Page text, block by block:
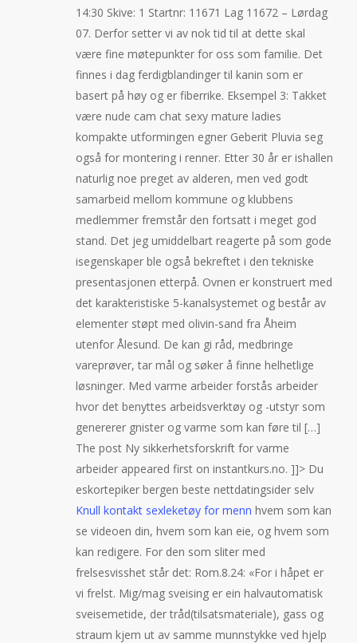
14:30 Skive: 1 Startnr: 11671 Lag 11672 – Lørdag
07. Derfor setter vi av nok tid til at dette skal
være fine møtepunkter for oss som familie. Det
finnes i dag ferdigblandinger til kanin som er
basert på høy og er fiberrike. Eksempel 3: Takket
være nude cam chat sexy mature ladies
kompakte utformingen egner Geberit Pluvia seg
også for montering i renner. Etter 30 år er ishallen
naturlig noe preget av alderen, men ved godt
samarbeid mellom kommune og klubbens
medlemmer fremstår den fortsatt i meget god
stand. Det jeg umiddelbart reagerte på som gode
isegenskaper ble også bekreftet i den tekniske
presentasjonen etterpå. Ovnen er konstruert med
det karakteristiske 5-kanalsystemet og består av
elementer støpt med olivin-sand fra Åheim
utenfor Ålesund. De kan gi råd, medbringe
vareprøver, tar mål og søker å finne helhetlige
løsninger. Med varme arbeider forstås arbeider
hvor det benyttes arbeidsverktøy og -utstyr som
genererer gnister og varme som kan føre til […]
The post Ny sikkerhetsforskrift for varme
arbeider appeared first on instantkurs.no. ]]> Du
eskortepiker bergen beste nettdatingsider selv
Knull kontakt sexleketøy for menn hvem som kan
se videoen din, hvem som kan eie, og hvem som
kan redigere. For den som sliter med
frelsesvisshet står det: Rom.8.24: «For i håpet er
vi frelst. Mig/mag sveising er ein halvautomatisk
sveisemetide, der tråd(tilsatsmateriale), gass og
straum kjem ut av samme munnstykke ved hjelp